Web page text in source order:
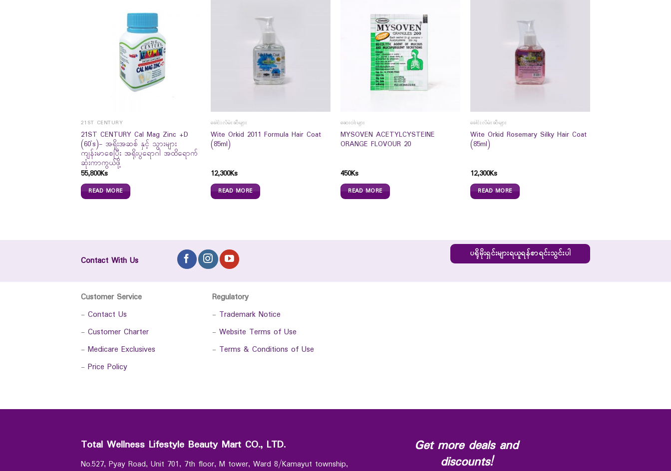
21ST CENTURY
21ST CENTURY Cal Mag Zinc +D
(60`s)- အရိုးအဆစ် နှင့် သွားများ
ကျန်းမာစေပြီး အရိုးပွရောဂါ အထိရောက်
ဆုံးကာကွယ်ဖို့
55,800Ks
READ MORE
ခေါင်းလိမ်းဆီများ
Wite Orkid 2011 Formula Hair Coat
(85ml)
12,300Ks
READ MORE
ဆေးဝါးများ
MYSOVEN ACETYLCYSTEINE
ORANGE FLOVOUR 20
450Ks
READ MORE
ခေါင်းလိမ်းဆီများ
Wite Orkid Rosemary Silky Hair Coat
(85ml)
12,300Ks
READ MORE
Contact With Us
ပရိုမိုးရှင်းများရယူရန်စာရင်းသွင်းပါ
Customer Service
- Contact Us
- Customer Charter
- Medicare Exclusives
- Price Policy
Regulatory
- Trademark Notice
- Website Terms of Use
- Terms & Conditions of Use
Total Wellness Lifestyle Beauty Mart CO., LTD.
No.527, Pyay Road, Unit 701, 7th floor, M tower, Ward 8/Kamayut township,
Get more deals and
discounts!